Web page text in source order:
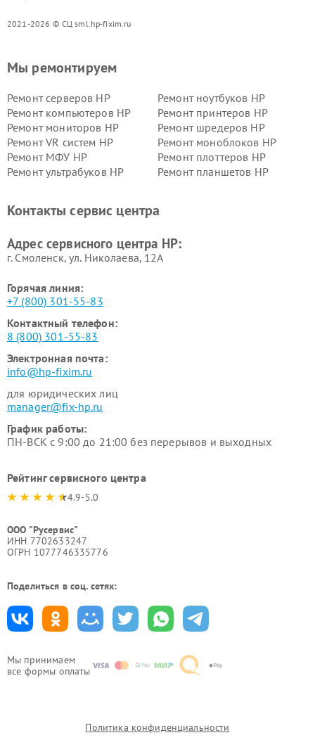
2021-2026 © СЦ sml.hp-fixim.ru
Мы принимаем
все формы оплаты
Мы ремонтируем
Ремонт серверов HP
Ремонт ноутбуков HP
Ремонт компьютеров HP
Ремонт принтеров HP
Ремонт мониторов HP
Ремонт шредеров HP
Ремонт VR систем HP
Ремонт моноблоков HP
Ремонт МФУ HP
Ремонт плоттеров HP
Ремонт ультрабуков HP
Ремонт планшетов HP
Контакты сервис центра
Адрес сервисного центра HP:
г. Смоленск, ул. Николаева, 12А
Горячая линия:
+7 (800) 301-55-83
Контактный телефон:
8 (800) 301-55-83
Электронная почта:
info@hp-fixim.ru
для юридических лиц
manager@fix-hp.ru
График работы:
ПН-ВСК с 9:00 до 21:00 без перерывов и выходных
Рейтинг сервисного центра
4.9-5.0
ООО "Русервис"
ИНН 7702633247
ОГРН 1077746335776
Поделиться в соц. сетях:
Политика конфиденциальности